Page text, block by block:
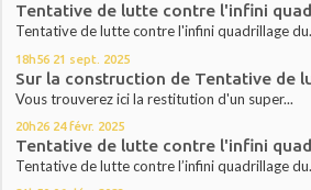
Tentative de lutte contre l'infini
Tentative de lutte contre l'infini quadrillage
18h56 21 sept. 2025
Sur la construction de Tentative de
Vous trouverez ici la restitution d'un super...
20h26 24 févr. 2025
Tentative de lutte contre l'infini
Tentative de lutte contre l’infini quadrillage